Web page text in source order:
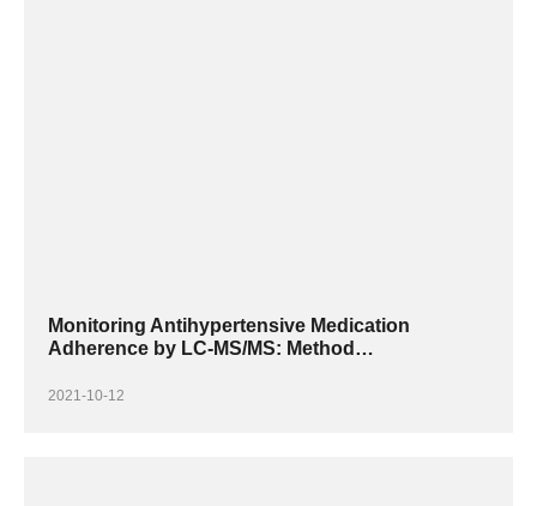
Monitoring Antihypertensive Medication
Adherence by LC-MS/MS: Method
2021-10-12